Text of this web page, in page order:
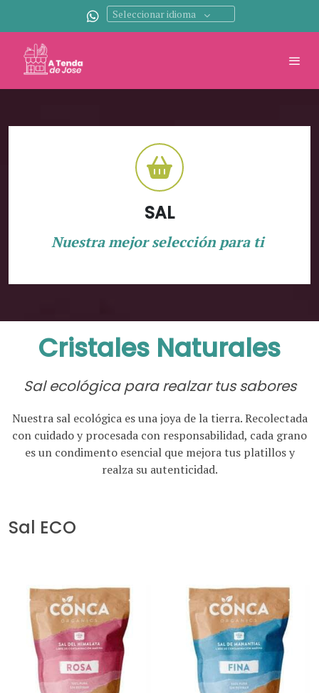
Seleccionar idioma
SAL
Nuestra mejor selección para ti
Cristales Naturales
Sal ecológica para realzar tus sabores
Nuestra sal ecológica es una joya de la tierra. Recolectada
con cuidado y procesada con responsabilidad, cada grano
es un condimento esencial que mejora tus platillos y
realza su autenticidad.
Sal ECO